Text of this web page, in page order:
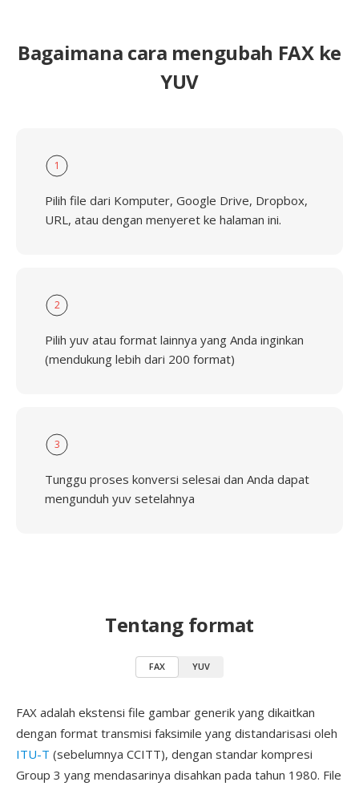
Bagaimana cara mengubah FAX ke
YUV
1
Pilih file dari Komputer, Google Drive, Dropbox,
URL, atau dengan menyeret ke halaman ini.
2
Pilih yuv atau format lainnya yang Anda inginkan
(mendukung lebih dari 200 format)
3
Tunggu proses konversi selesai dan Anda dapat
mengunduh yuv setelahnya
Tentang format
FAX YUV
FAX adalah ekstensi file gambar generik yang dikaitkan
dengan format transmisi faksimile yang distandarisasi oleh
ITU-T (sebelumnya CCITT), dengan standar kompresi
Group 3 yang mendasarinya disahkan pada tahun 1980. File